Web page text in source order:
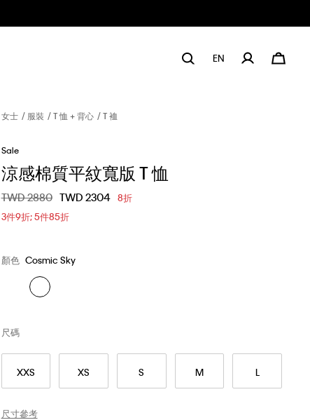
EN
女士 服裝 T 恤 + 背心 T 裇
Sale
涼感棉質平紋寬版 T 恤
價格扣減從
TWD 2880至TWD 2304 8折
3件9折; 5件85折
顏色 Cosmic Sky
XXS XS S M L
尺碼
尺寸參考